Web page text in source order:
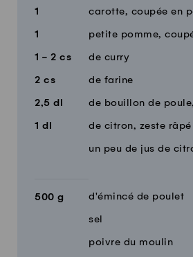
1 carotte, coupée en
1 petite pomme,
1 - 2 cs de curry
2 cs de farine
2,5 dl de bouillon de
1 dl de citron, zeste râpé
un peu de jus de
500 g d'émincé de poulet
sel
poivre du moulin